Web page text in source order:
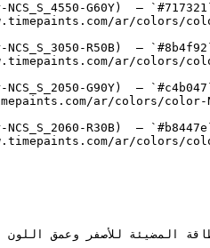
G60Y)  —
ar/colors/
R50B)  —
ar/colors/
G90Y)  —
ar/colors/color-
R30B)  —
ar/colors/